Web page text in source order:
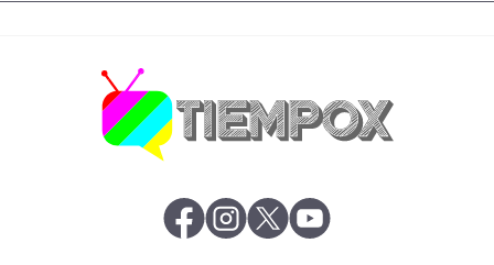
abre en nueva pestaña
abre en nueva pestaña
abre en nueva pestaña